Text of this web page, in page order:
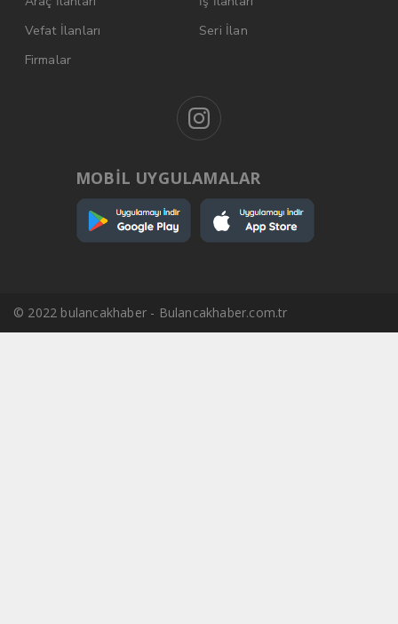
Vefat İlanları
Seri İlan
Firmalar
MOBİL UYGULAMALAR
© 2022 bulancakhaber - Bulancakhaber.com.tr